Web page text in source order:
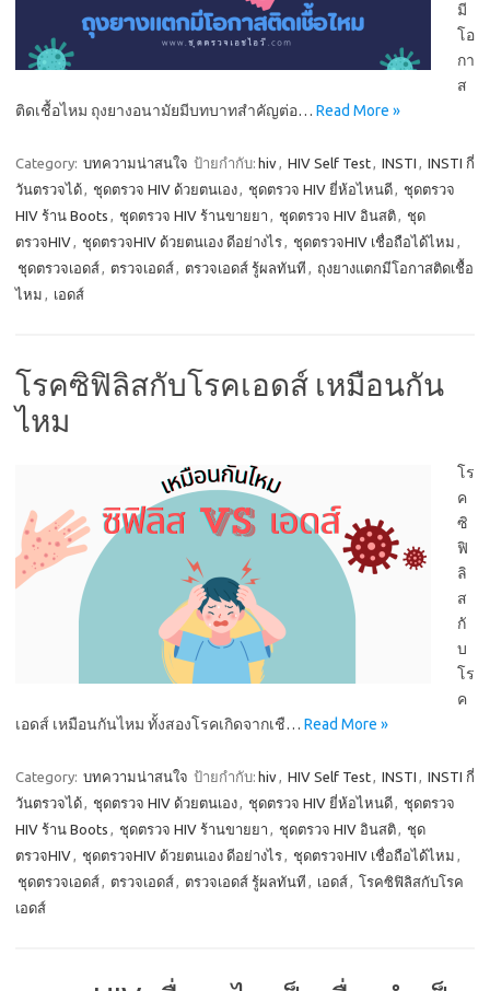
มี
โอ
กา
ส
ติดเชื้อไหม ถุงยางอนามัยมีบทบาทสำคัญต่อ… Read More »
Category: บทความน่าสนใจ ป้ายกำกับ: hiv, HIV Self Test, INSTI , INSTI กี่
วันตรวจได้, ชุดตรวจ HIV ด้วยตนเอง, ชุดตรวจ HIV ยี่ห้อไหนดี, ชุดตรวจ
HIV ร้าน Boots , ชุดตรวจ HIV ร้านขายยา , ชุดตรวจ HIV อินสติ, ชุด
ตรวจHIV, ชุดตรวจHIV ด้วยตนเอง ดีอย่างไร, ชุดตรวจHIV เชื่อถือได้ไหม ,
ชุดตรวจเอดส์, ตรวจเอดส์, ตรวจเอดส์ รู้ผลทันที , ถุงยางแตกมีโอกาสติดเชื้อ
ไหม , เอดส์
โรคซิฟิลิสกับโรคเอดส์ เหมือนกัน
ไหม
โร
ค
ซิ
ฟิ
ลิ
ส
กั
บ
โร
ค
เอดส์ เหมือนกันไหม ทั้งสองโรคเกิดจากเชื… Read More »
Category: บทความน่าสนใจ ป้ายกำกับ: hiv, HIV Self Test, INSTI , INSTI กี่
วันตรวจได้, ชุดตรวจ HIV ด้วยตนเอง, ชุดตรวจ HIV ยี่ห้อไหนดี, ชุดตรวจ
HIV ร้าน Boots , ชุดตรวจ HIV ร้านขายยา , ชุดตรวจ HIV อินสติ, ชุด
ตรวจHIV, ชุดตรวจHIV ด้วยตนเอง ดีอย่างไร, ชุดตรวจHIV เชื่อถือได้ไหม ,
ชุดตรวจเอดส์, ตรวจเอดส์, ตรวจเอดส์ รู้ผลทันที , เอดส์, โรคซิฟิลิสกับโรค
เอดส์